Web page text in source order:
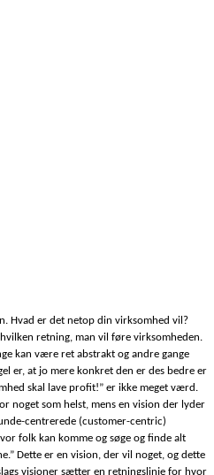
Hvad er det netop din virksomhed vil?
retning, man vil føre virksomheden.
kan være ret abstrakt og andre gange
er, at jo mere konkret den er des bedre er
skal lave profit!” er ikke meget værd.
noget som helst, mens en vision der lyder
centrerede (customer-centric)
folk kan komme og søge og finde alt
Dette er en vision, der vil noget, og dette
visioner sætter en retningslinje for hvor